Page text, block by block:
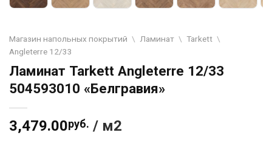
Магазин напольных покрытий \ Ламинат \ Tarkett \
Angleterre 12/33
Ламинат Tarkett Angleterre 12/33
504593010 «Белгравия»
3,479.00руб. / м2